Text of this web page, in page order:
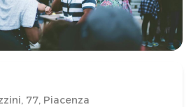
77, Piacenza